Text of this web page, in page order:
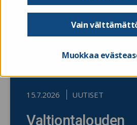
Vain
Muokkaa
15.7.2026 UUTISET
Valtiontalouden